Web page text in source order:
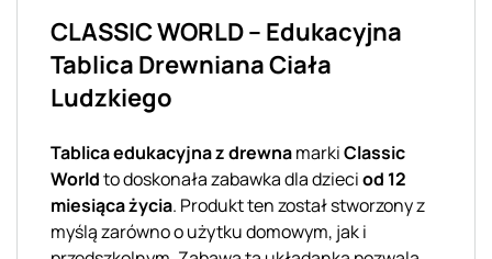
CLASSIC WORLD – Edukacyjna
Tablica Drewniana Ciała
Ludzkiego
Tablica edukacyjna z drewnamarkiClassic
Worldto doskonała zabawka dla dzieciod 12
miesiąca życia. Produkt ten został stworzony z
myślą zarówno o użytku domowym, jak i